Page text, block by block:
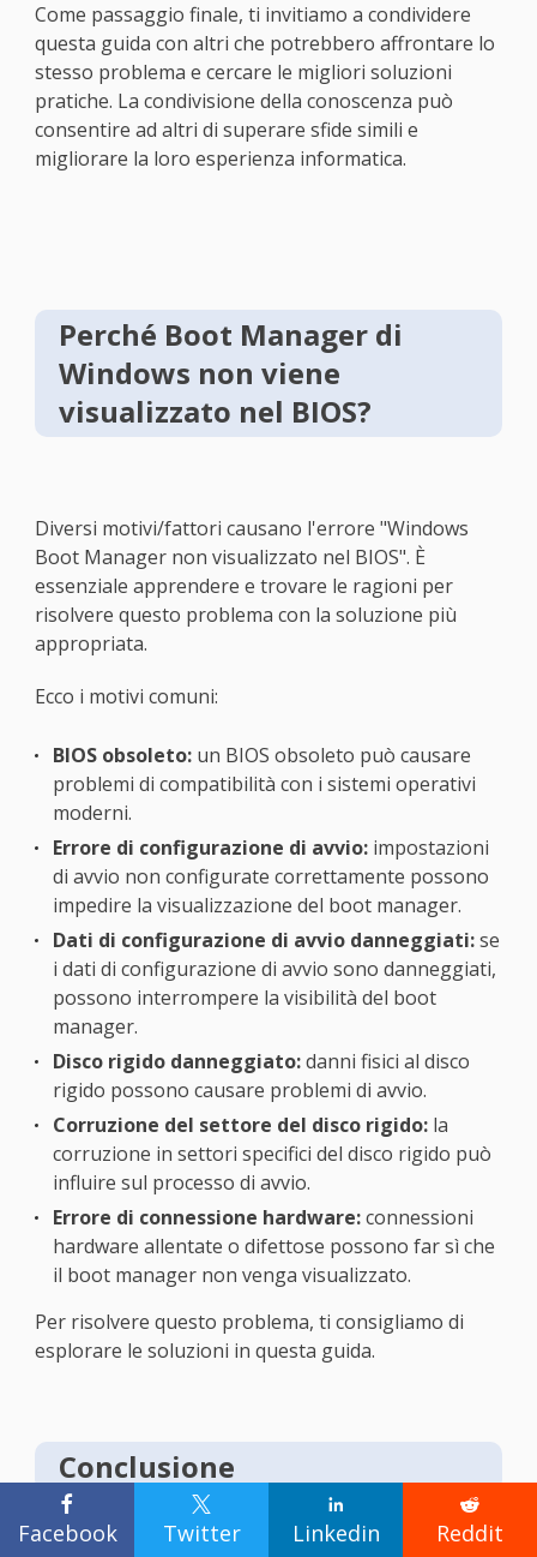

Facebook

Twitter

Linkedin

Reddit
Come passaggio finale, ti invitiamo a condividere
questa guida con altri che potrebbero affrontare lo
stesso problema e cercare le migliori soluzioni
pratiche. La condivisione della conoscenza può
consentire ad altri di superare sfide simili e
migliorare la loro esperienza informatica.
Perché Boot Manager di
Windows non viene
visualizzato nel BIOS?
Diversi motivi/fattori causano l'errore "Windows
Boot Manager non visualizzato nel BIOS". È
essenziale apprendere e trovare le ragioni per
risolvere questo problema con la soluzione più
appropriata.
Ecco i motivi comuni:
BIOS obsoleto:un BIOS obsoleto può causare
problemi di compatibilità con i sistemi operativi
moderni.
Errore di configurazione di avvio:impostazioni
di avvio non configurate correttamente possono
impedire la visualizzazione del boot manager.
Dati di configurazione di avvio danneggiati:se
i dati di configurazione di avvio sono danneggiati,
possono interrompere la visibilità del boot
manager.
Disco rigido danneggiato:danni fisici al disco
rigido possono causare problemi di avvio.
Corruzione del settore del disco rigido:la
corruzione in settori specifici del disco rigido può
influire sul processo di avvio.
Errore di connessione hardware:connessioni
hardware allentate o difettose possono far sì che
il boot manager non venga visualizzato.
Per risolvere questo problema, ti consigliamo di
esplorare le soluzioni in questa guida.
Conclusione